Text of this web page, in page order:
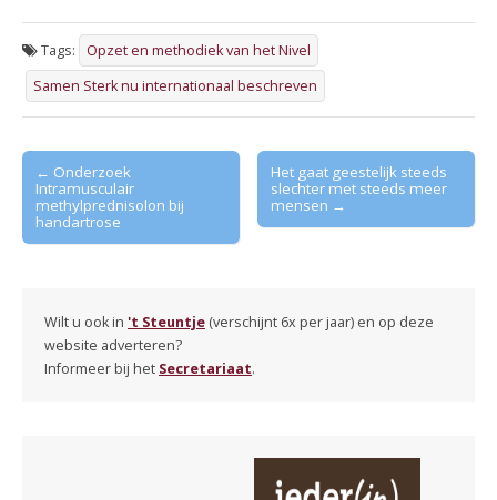
Tags:
Opzet en methodiek van het Nivel
Samen Sterk nu internationaal beschreven
Post
navigation
← Onderzoek
Intramusculair
methylprednisolon bij
handartrose
Het gaat geestelijk steeds
slechter met steeds meer
mensen →
Wilt u ook in 't Steuntje (verschijnt 6x per jaar) en op deze
website adverteren?
Informeer bij het Secretariaat.